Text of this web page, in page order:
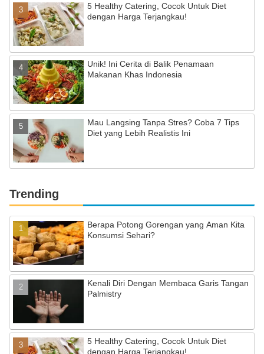
5 Healthy Catering, Cocok Untuk Diet
dengan Harga Terjangkau!
Unik! Ini Cerita di Balik Penamaan
Makanan Khas Indonesia
Mau Langsing Tanpa Stres? Coba 7 Tips
Diet yang Lebih Realistis Ini
Trending
Berapa Potong Gorengan yang Aman Kita
Konsumsi Sehari?
Kenali Diri Dengan Membaca Garis Tangan
Palmistry
5 Healthy Catering, Cocok Untuk Diet
dengan Harga Terjangkau!